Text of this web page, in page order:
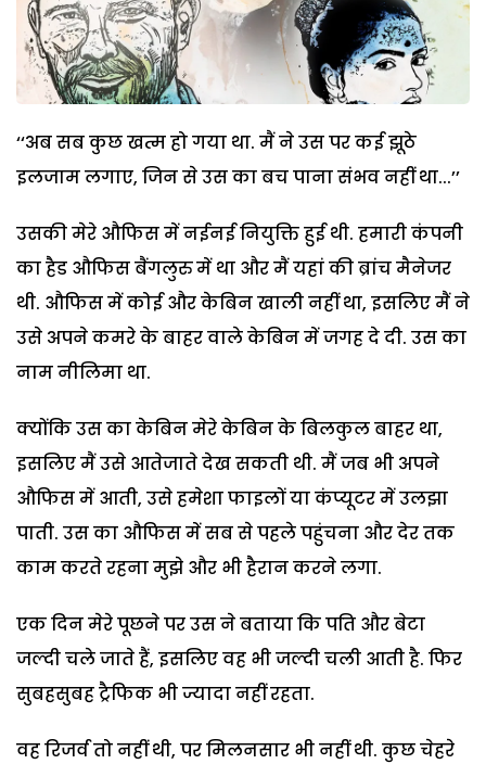
‘‘अब सब कुछ खत्म हो गया था. मैं ने उस पर कई झूठे
इलजाम लगाए, जिन से उस का बच पाना संभव नहीं था...’’
उसकी मेरे औफिस में नईनई नियुक्ति हुई थी. हमारी कंपनी
का हैड औफिस बैंगलुरु में था और मैं यहां की ब्रांच मैनेजर
थी. औफिस में कोई और केबिन खाली नहीं था, इसलिए मैं ने
उसे अपने कमरे के बाहर वाले केबिन में जगह दे दी. उस का
नाम नीलिमा था.
क्योंकि उस का केबिन मेरे केबिन के बिलकुल बाहर था,
इसलिए मैं उसे आतेजाते देख सकती थी. मैं जब भी अपने
औफिस में आती, उसे हमेशा फाइलों या कंप्यूटर में उलझा
पाती. उस का औफिस में सब से पहले पहुंचना और देर तक
काम करते रहना मुझे और भी हैरान करने लगा.
एक दिन मेरे पूछने पर उस ने बताया कि पति और बेटा
जल्दी चले जाते हैं, इसलिए वह भी जल्दी चली आती है. फिर
सुबहसुबह ट्रैफिक भी ज्यादा नहीं रहता.
वह रिजर्व तो नहीं थी, पर मिलनसार भी नहीं थी. कुछ चेहरे